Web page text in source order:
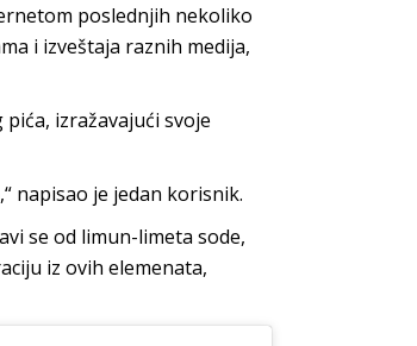
poslednjih nekoliko
i izveštaja raznih medija,
izražavajući svoje
napisao je jedan korisnik.
se od limun-limeta sode,
iz ovih elemenata,